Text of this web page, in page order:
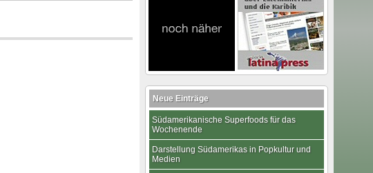
Neue Einträge
Südamerikanische Superfoods für das
Wochenende
Darstellung Südamerikas in Popkultur und
Medien